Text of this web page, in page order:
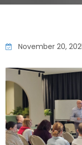
November 20,